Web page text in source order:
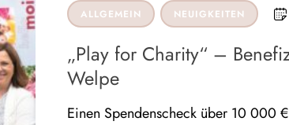
ALLGEMEIN NEUIGKEITEN
„Play for Charity“ –
Welpe
Einen Spendenscheck über 10 000